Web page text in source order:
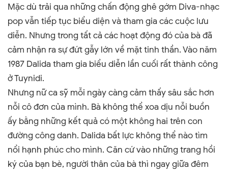
Mặc dù trải qua những chấn động ghê gớm Diva-nhạc
pop vẫn tiếp tục biểu diện và tham gia các cuộc lưu
diễn. Nhưng trong tất cả các hoạt động đó của bà đã
cảm nhận ra sự đứt gẫy lớn về mặt tinh thần. Vào năm
1987 Dalida tham gia biểu diễn lần cuối rất thành công
ở Tuynidi.
Nhưng nữ ca sỹ mỗi ngày càng cảm thấy sâu sắc hơn
nỗi cô đơn của mình. Bà không thể xoa dịu nỗi buồn
ấy bằng những kết quả có một không hai trên con
đường công danh. Dalida bất lực không thể nào tìm
nổi hạnh phúc cho mình. Căn cứ vào những trang hồi
ký của bạn bè, người thân của bà thì ngay giữa đêm